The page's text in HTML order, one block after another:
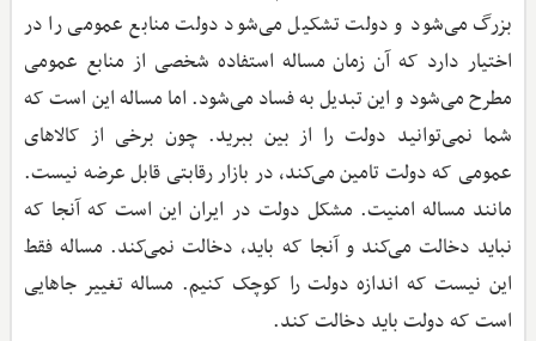
بزرگ می‌شود و دولت تشکیل می‌شود دولت منابع عمومی را در
اختیار دارد که آن زمان مساله استفاده شخصی از منابع عمومی
مطرح می‌شود و این تبدیل به فساد می‌شود. اما مساله این است که
شما نمی‌توانید دولت را از بین ببرید. چون برخی از کالاهای
عمومی که دولت تامین می‌کند، در بازار رقابتی قابل عرضه نیست.
مانند مساله امنیت. مشکل دولت در ایران این است که آنجا که
نباید دخالت می‌کند و آنجا که باید، دخالت نمی‌کند. مساله فقط
این نیست که اندازه دولت را کوچک کنیم. مساله تغییر جاهایی
است که دولت باید دخالت کند.